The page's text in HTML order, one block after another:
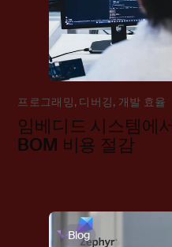
프로그래밍, 디버깅, 개발 효율
임베디드 시스템에
BOM 비용 절감
Blog